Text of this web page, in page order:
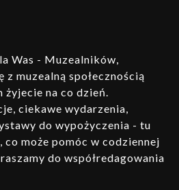
Was - Muzealników,
muzealną społecznością
na co dzień.
ciekawe wydarzenia,
do wypożyczenia - tu
może pomóc w codziennej
do współredagowania